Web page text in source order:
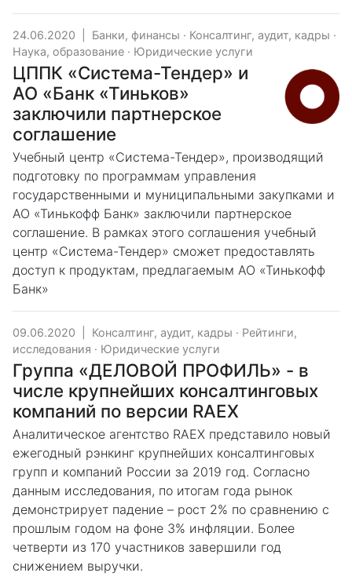
24.06.2020 Банки, финансы · Консалтинг, аудит, кадры ·
Наука, образование · Юридические услуги
ЦППК «Система-Тендер» и
АО «Банк «Тиньков»
заключили партнерское
соглашение
Учебный центр «Система-Тендер», производящий
подготовку по программам управления
государственными и муниципальными закупками и
АО «Тинькофф Банк» заключили партнерское
соглашение. В рамках этого соглашения учебный
центр «Система-Тендер» сможет предоставлять
доступ к продуктам, предлагаемым АО «Тинькофф
Банк»
09.06.2020 Консалтинг, аудит, кадры · Рейтинги,
исследования · Юридические услуги
Группа «ДЕЛОВОЙ ПРОФИЛЬ» - в
числе крупнейших консалтинговых
компаний по версии RAEX
Аналитическое агентство RAEX представило новый
ежегодный рэнкинг крупнейших консалтинговых
групп и компаний России за 2019 год. Согласно
данным исследования, по итогам года рынок
демонстрирует падение – рост 2% по сравнению с
прошлым годом на фоне 3% инфляции. Более
четверти из 170 участников завершили год
снижением выручки.